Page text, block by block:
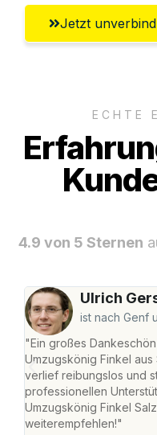
Jetzt
ECHTE
4.9 von 5 Sternen
Ulrich
ist nach Genf
"Ein großes
Umzugskönig Finkel
verlief reibungslos und
professionellen
Umzugskönig Finkel
weiterempfehlen!"